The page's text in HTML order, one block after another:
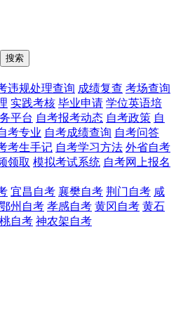
搜索
违规处理查询 成绩复查 考场查询
实践考核 毕业申请 学位英语培
平台 自考报考动态 自考政策 自
考专业 自考成绩查询 自考问答
考生手记 自考学习方法 外省自考
领取 模拟考试系统 自考网上报名
宜昌自考 襄樊自考 荆门自考 咸
鄂州自考 孝感自考 黄冈自考 黄石
自考 神农架自考